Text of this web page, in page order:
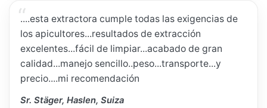
....esta extractora cumple todas las exigencias de
los apicultores...resultados de extracción
excelentes...fácil de limpiar...acabado de gran
calidad...manejo sencillo..peso...transporte...y
precio....mi recomendación
Sr. Stäger, Haslen, Suiza